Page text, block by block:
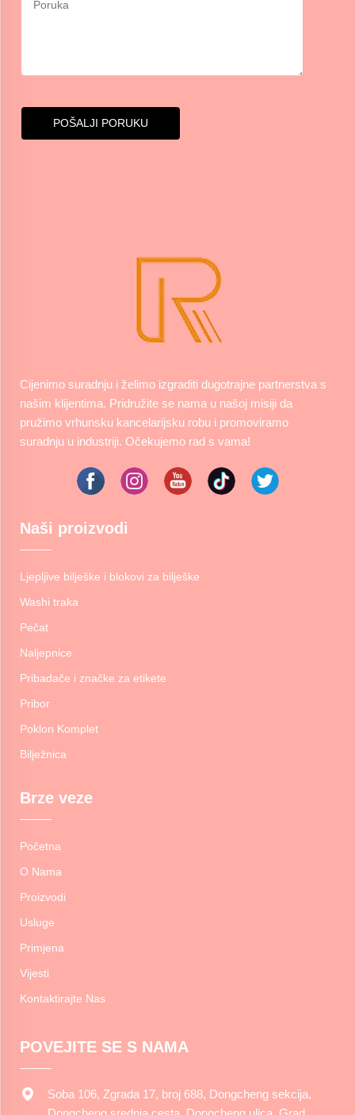
POŠALJI PORUKU
Cijenimo suradnju i želimo izgraditi dugotrajne partnerstva s
našim klijentima. Pridružite se nama u našoj misiji da
pružimo vrhunsku kancelarijsku robu i promoviramo
suradnju u industriji. Očekujemo rad s vama!
Naši proizvodi
Ljepljive bilješke i blokovi za bilješke
Washi traka
Pečat
Naljepnice
Pribadače i značke za etikete
Pribor
Poklon Komplet
Bilježnica
Brze veze
Početna
O Nama
Proizvodi
Usluge
Primjena
Vijesti
Kontaktirajte Nas
POVEJITE SE S NAMA
Soba 106, Zgrada 17, broj 688, Dongcheng sekcija,